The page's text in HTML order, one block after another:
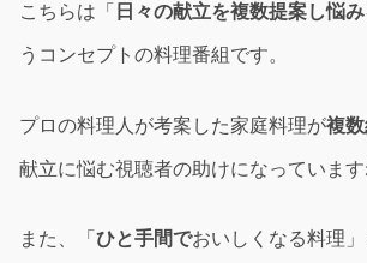
こちらは「 日々の献立を複数提案し悩
うコンセプトの料理番組です。
プロの料理人が考案した家庭料理が複
献立に悩む視聴者の助けになっています
また、「 ひと手間でおいしくなる料理